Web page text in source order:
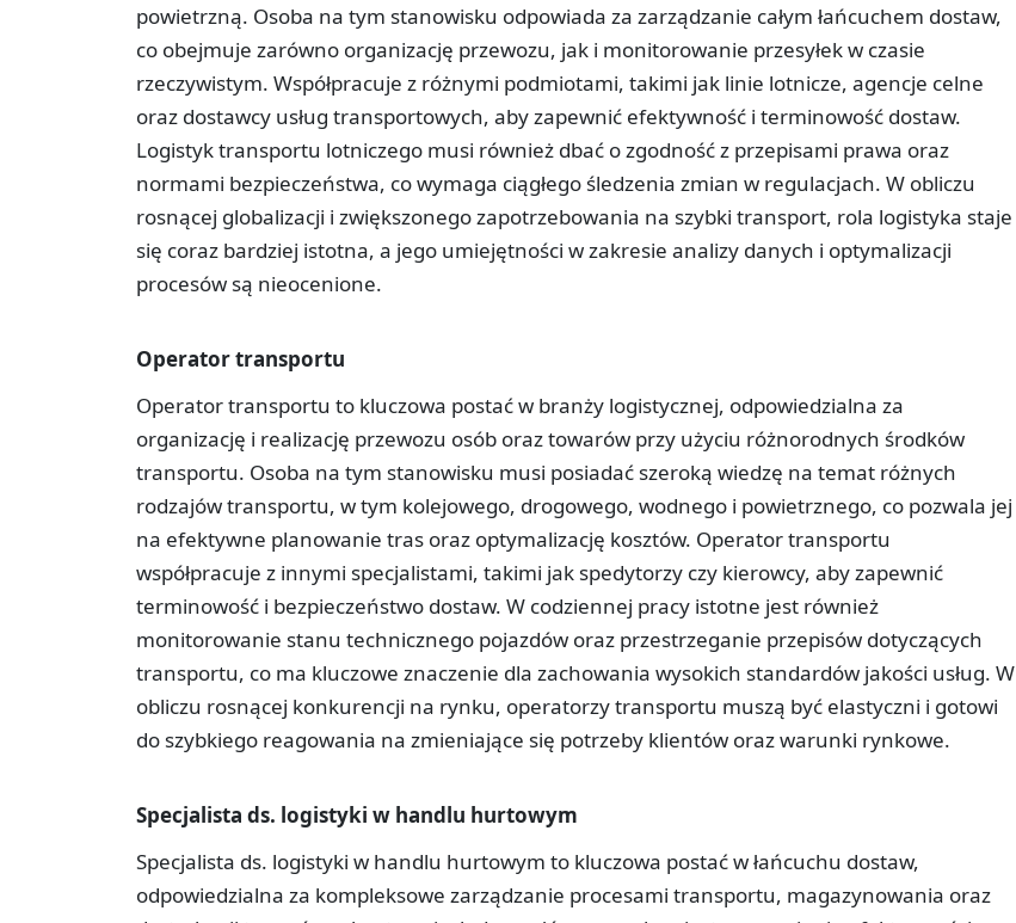
powietrzną. Osoba na tym stanowisku odpowiada za zarządzanie całym łańcuchem dostaw,
co obejmuje zarówno organizację przewozu, jak i monitorowanie przesyłek w czasie
rzeczywistym. Współpracuje z różnymi podmiotami, takimi jak linie lotnicze, agencje celne
oraz dostawcy usług transportowych, aby zapewnić efektywność i terminowość dostaw.
Logistyk transportu lotniczego musi również dbać o zgodność z przepisami prawa oraz
normami bezpieczeństwa, co wymaga ciągłego śledzenia zmian w regulacjach. W obliczu
rosnącej globalizacji i zwiększonego zapotrzebowania na szybki transport, rola logistyka staje
się coraz bardziej istotna, a jego umiejętności w zakresie analizy danych i optymalizacji
procesów są nieocenione.
Operator transportu
Operator transportu to kluczowa postać w branży logistycznej, odpowiedzialna za
organizację i realizację przewozu osób oraz towarów przy użyciu różnorodnych środków
transportu. Osoba na tym stanowisku musi posiadać szeroką wiedzę na temat różnych
rodzajów transportu, w tym kolejowego, drogowego, wodnego i powietrznego, co pozwala jej
na efektywne planowanie tras oraz optymalizację kosztów. Operator transportu
współpracuje z innymi specjalistami, takimi jak spedytorzy czy kierowcy, aby zapewnić
terminowość i bezpieczeństwo dostaw. W codziennej pracy istotne jest również
monitorowanie stanu technicznego pojazdów oraz przestrzeganie przepisów dotyczących
transportu, co ma kluczowe znaczenie dla zachowania wysokich standardów jakości usług. W
obliczu rosnącej konkurencji na rynku, operatorzy transportu muszą być elastyczni i gotowi
do szybkiego reagowania na zmieniające się potrzeby klientów oraz warunki rynkowe.
Specjalista ds. logistyki w handlu hurtowym
Specjalista ds. logistyki w handlu hurtowym to kluczowa postać w łańcuchu dostaw,
odpowiedzialna za kompleksowe zarządzanie procesami transportu, magazynowania oraz